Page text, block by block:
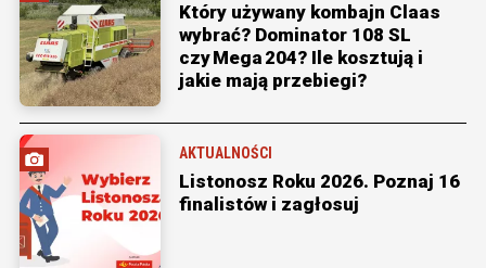
Który używany kombajn Claas
wybrać? Dominator 108 SL
czy Mega 204? Ile kosztują i
jakie mają przebiegi?
AKTUALNOŚCI
Listonosz Roku 2026. Poznaj 16
finalistów i zagłosuj